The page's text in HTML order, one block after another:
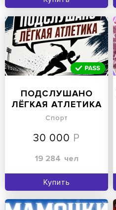
ПОДСЛУШАНО
ЛЁГКАЯ АТЛЕТИКА
Спорт
30 000
19 284 чел
Купить